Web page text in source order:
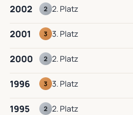
2002 2 2. Platz
2001 3 3. Platz
2000 2 2. Platz
1996 3 3. Platz
1995 2 2. Platz